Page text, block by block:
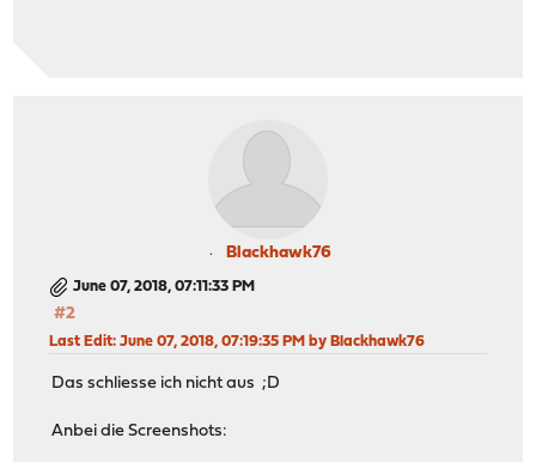
Blackhawk76
June 07, 2018, 07:11:33 PM
#2
Last Edit: June 07, 2018, 07:19:35 PM by Blackhawk76
Das schliesse ich nicht aus ;D
Anbei die Screenshots: